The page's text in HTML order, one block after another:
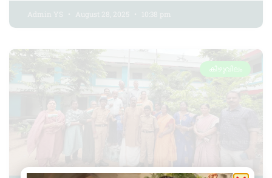
Admin YS August 28, 2025 10:38 pm
കിഴുവിലം